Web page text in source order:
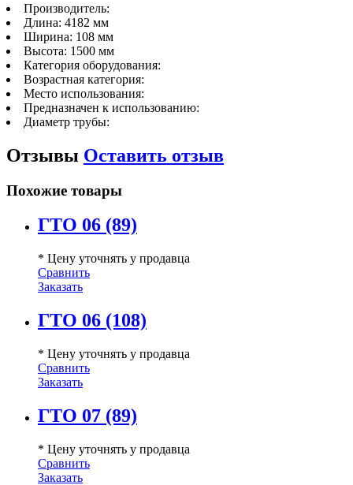
Производитель:
Длина: 4182 мм
Ширина: 108 мм
Высота: 1500 мм
Категория оборудования:
Возрастная категория:
Место использования:
Предназначен к использованию:
Диаметр трубы:
Отзывы Оставить отзыв
Похожие товары
ГТО 06 (89)
* Цену уточнять у продавца
Сравнить
Заказать
ГТО 06 (108)
* Цену уточнять у продавца
Сравнить
Заказать
ГТО 07 (89)
* Цену уточнять у продавца
Сравнить
Заказать